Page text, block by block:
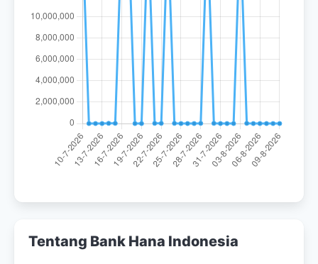
Tentang Bank Hana Indonesia